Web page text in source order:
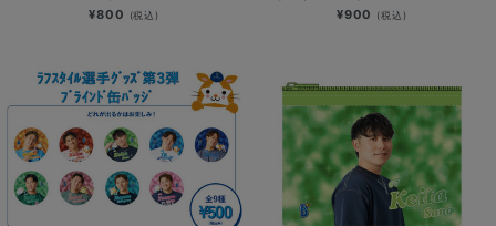
¥800 (税込) ¥900 (税込)